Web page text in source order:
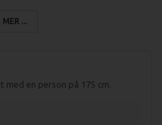
kg
MER ...
en person på 175 cm.